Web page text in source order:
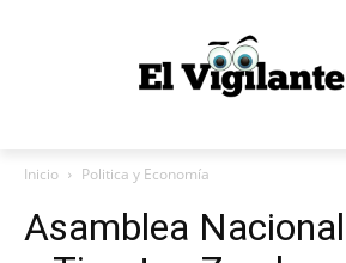
Inicio Politica y Economía
Asamblea